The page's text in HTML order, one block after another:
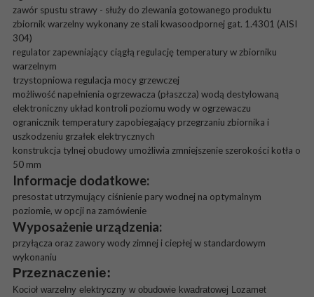
zawór spustu strawy - służy do zlewania gotowanego produktu
zbiornik warzelny wykonany ze stali kwasoodpornej gat. 1.4301 (AISI
304)
regulator zapewniający ciągłą regulację temperatury w zbiorniku
warzelnym
trzystopniowa regulacja mocy grzewczej
możliwość napełnienia ogrzewacza (płaszcza) wodą destylowaną
elektroniczny układ kontroli poziomu wody w ogrzewaczu
ogranicznik temperatury zapobiegający przegrzaniu zbiornika i
uszkodzeniu grzałek elektrycznych
konstrukcja tylnej obudowy umożliwia zmniejszenie szerokości kotła o
50 mm
Informacje dodatkowe:
presostat utrzymujący ciśnienie pary wodnej na optymalnym
poziomie, w opcji na zamówienie
Wyposażenie urządzenia:
przyłącza oraz zawory wody zimnej i ciepłej w standardowym
wykonaniu
Przeznaczenie:
Kocioł warzelny elektryczny w obudowie kwadratowej Lozamet